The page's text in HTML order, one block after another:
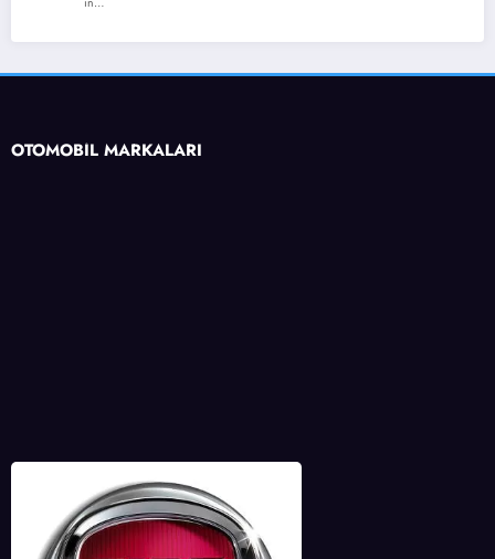
OTOMOBİL MARKALARI